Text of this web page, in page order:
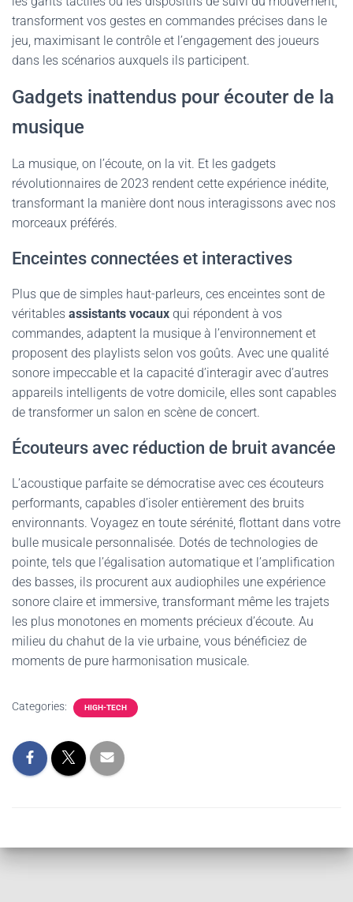
transforment vos gestes en commandes précises dans le
jeu, maximisant le contrôle et l’engagement des joueurs
dans les scénarios auxquels ils participent.
Gadgets inattendus pour écouter de la
musique
La musique, on l’écoute, on la vit. Et les gadgets
révolutionnaires de 2023 rendent cette expérience inédite,
transformant la manière dont nous interagissons avec nos
morceaux préférés.
Enceintes connectées et interactives
Plus que de simples haut-parleurs, ces enceintes sont de
véritables assistants vocaux qui répondent à vos
commandes, adaptent la musique à l’environnement et
proposent des playlists selon vos goûts. Avec une qualité
sonore impeccable et la capacité d’interagir avec d’autres
appareils intelligents de votre domicile, elles sont capables
de transformer un salon en scène de concert.
Écouteurs avec réduction de bruit avancée
L’acoustique parfaite se démocratise avec ces écouteurs
performants, capables d’isoler entièrement des bruits
environnants. Voyagez en toute sérénité, flottant dans votre
bulle musicale personnalisée. Dotés de technologies de
pointe, tels que l’égalisation automatique et l’amplification
des basses, ils procurent aux audiophiles une expérience
sonore claire et immersive, transformant même les trajets
les plus monotones en moments précieux d’écoute. Au
milieu du chahut de la vie urbaine, vous bénéficiez de
moments de pure harmonisation musicale.
Categories: HIGH-TECH